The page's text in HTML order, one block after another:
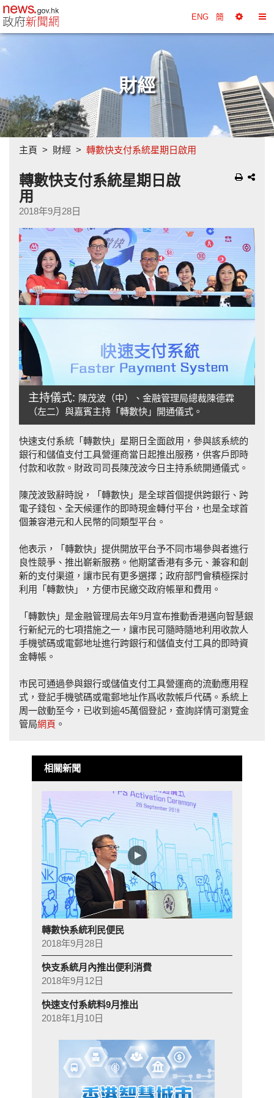
政府新聞網主頁 ENG 簡
擇
換
財經
主頁 財經 轉數快支付系統星期日啟用
轉數快支付系統星期日啟
用
2018年9月28日
主持儀式: 陳茂波（中）、金融管理局總裁陳德霖
（左二）與嘉賓主持「轉數快」開通儀式。
快速支付系統「轉數快」星期日全面啟用，參與該系統的
銀行和儲值支付工具營運商當日起推出服務，供客戶即時
付款和收款。財政司司長陳茂波今日主持系統開通儀式。
陳茂波致辭時說，「轉數快」是全球首個提供跨銀行、跨
電子錢包、全天候運作的即時現金轉付平台，也是全球首
個兼容港元和人民幣的同類型平台。
他表示，「轉數快」提供開放平台予不同市場參與者進行
良性競爭、推出嶄新服務。他期望香港有多元、兼容和創
新的支付渠道，讓市民有更多選擇；政府部門會積極探討
利用「轉數快」，方便市民繳交政府帳單和費用。
「轉數快」是金融管理局去年9月宣布推動香港邁向智慧銀
行新紀元的七項措施之一，讓市民可隨時隨地利用收款人
手機號碼或電郵地址進行跨銀行和儲值支付工具的即時資
金轉帳。
市民可通過參與銀行或儲值支付工具營運商的流動應用程
式，登記手機號碼或電郵地址作爲收款帳戶代碼。系統上
周一啟動至今，已收到逾45萬個登記，查詢詳情可瀏覽金
管局網頁 。
相關新聞
轉數快系統利民便民
2018年9月28日
快支系統月內推出便利消費
2018年9月12日
快速支付系統料9月推出
2018年1月10日